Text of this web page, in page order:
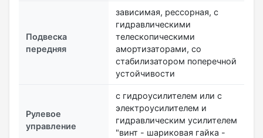
Подвеска
передняя
зависимая, рессорная, с
гидравлическими
телескопическими
амортизаторами, со
стабилизатором поперечной
устойчивости
Рулевое
управление
с гидроусилителем или с
электроусилителем и
гидравлическим усилителем
"винт - шариковая гайка -